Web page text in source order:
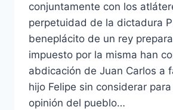
conjuntamente con los
perpetuidad de la dictadura
beneplácito de un rey
impuesto por la misma han
abdicación de Juan Carlos a
hijo Felipe sin considerar
opinión del pueblo…